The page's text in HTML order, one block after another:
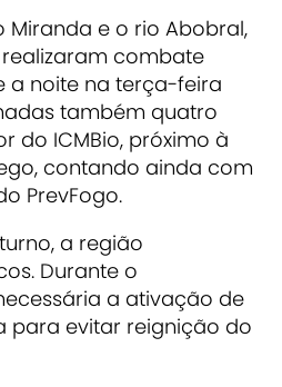
Miranda e o rio Abobral,
combate
a noite na terça-feira
também quatro
do ICMBio, próximo à
contando ainda com
PrevFogo.
a região
Durante o
a ativação de
para evitar reignição do